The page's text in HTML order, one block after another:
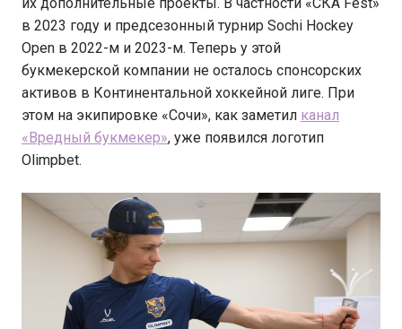
в 2023 году и предсезонный турнир Sochi Hockey
Open в 2022-м и 2023-м. Теперь у этой
букмекерской компании не осталось спонсорских
активов в Континентальной хоккейной лиге. При
этом на экипировке «Сочи», как заметил канал
«Вредный букмекер», уже появился логотип
Olimpbet.